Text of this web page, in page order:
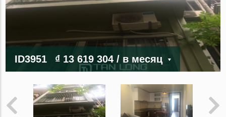
ID3951 ₫ 13 619 304/ в месяц